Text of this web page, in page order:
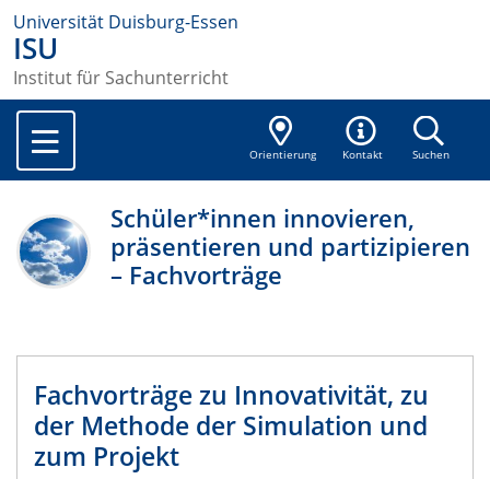
Universität Duisburg-Essen
ISU
Institut für Sachunterricht
Orientierung Kontakt Suchen
Schüler*innen innovieren,
präsentieren und partizipieren
– Fachvorträge
Fachvorträge zu Innovativität, zu
der Methode der Simulation und
zum Projekt